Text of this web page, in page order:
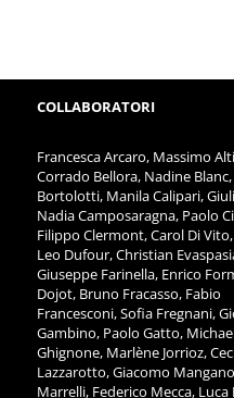
COLLABORATORI
Francesca Arcaro, Massimo
Corrado Bellora, Nadine
Bortolotti, Manila Calipari,
Nadia Camposaragna, Paolo
Filippo Clermont, Carol Di
Leo Dufour, Christian
Giuseppe Farinella, Enrico
Dojot, Bruno Fracasso, Fabio
Francesconi, Sofia Fregnani,
Gambino, Paolo Gatto,
Ghignone, Marlène Jorrioz,
Lazzarotto, Giacomo
Marrelli, Federico Mecca,